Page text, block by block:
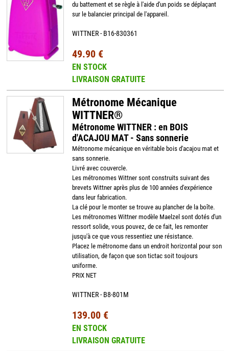
du battement et se règle à l'aide d'un poids se déplaçant
sur le balancier principal de l'appareil.
WITTNER - B16-830361
49.90 €
EN STOCK
LIVRAISON GRATUITE
Métronome Mécanique
WITTNER®
Métronome WITTNER : en BOIS
d'ACAJOU MAT - Sans sonnerie
Métronome mécanique en véritable bois d'acajou mat et
sans sonnerie.
Livré avec couvercle.
Les métronomes Wittner sont construits suivant des
brevets Wittner après plus de 100 années d'expérience
dans leur fabrication.
La clé pour le monter se trouve au plancher de la boîte.
Les métronomes Wittner modèle Maelzel sont dotés d'un
ressort solide, vous pouvez, de ce fait, les remonter
jusqu'à ce que vous ressentiez une résistance.
Placez le métronome dans un endroit horizontal pour son
utilisation, de façon que son tictac soit toujours
uniforme.
PRIX NET
WITTNER - B8-801M
139.00 €
EN STOCK
LIVRAISON GRATUITE